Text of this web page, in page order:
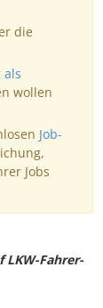
die
als
wollen
Job-
Jobs
LKW-Fahrer-